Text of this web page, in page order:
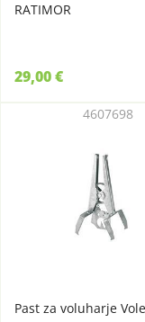
RATIMOR
29,00 €
Past za voluharje
4607698